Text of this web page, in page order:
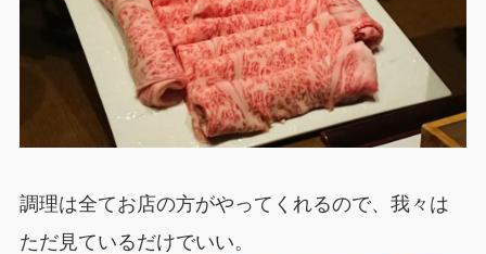
調理は全てお店の方がやってくれるので、我々は
ただ見ているだけでいい。